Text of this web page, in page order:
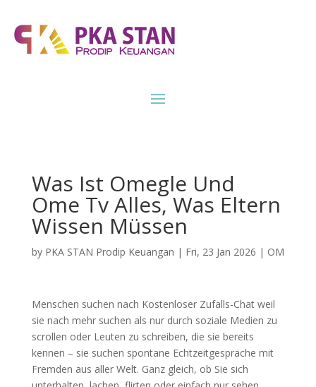
Was Ist Omegle Und
Ome Tv Alles, Was Eltern
Wissen Müssen
by PKA STAN Prodip Keuangan | Fri, 23 Jan 2026 | OM
Menschen suchen nach Kostenloser Zufalls-Chat weil
sie nach mehr suchen als nur durch soziale Medien zu
scrollen oder Leuten zu schreiben, die sie bereits
kennen – sie suchen spontane Echtzeitgespräche mit
Fremden aus aller Welt. Ganz gleich, ob Sie sich